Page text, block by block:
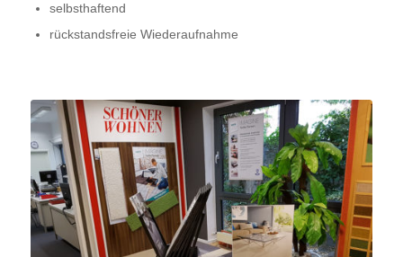
selbsthaftend
rückstandsfreie Wiederaufnahme